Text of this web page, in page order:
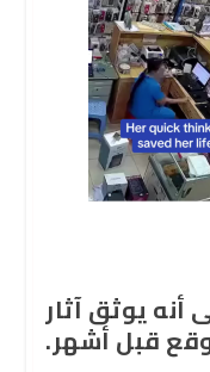
مارس 2025 على أنه يوثق آثار
وقع قبل أشهر.